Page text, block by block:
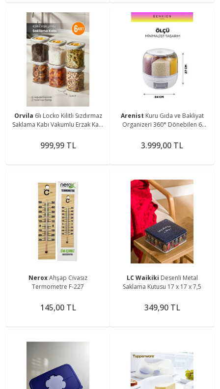
Orvila 6lı Locko Kilitli Sızdırmaz
Saklama Kabı Vakumlu Erzak Kabı
999,99 TL
Arenist Kuru Gıda ve Bakliyat
Organizeri 360° Dönebilen 6
Kabı 3 lt
3.999,00 TL
NeroxAhşap Civasız
Termometre F-227
145,00 TL
LC Waikiki Desenli Metal
Saklama Kutusu 17 x 17 x 7,5
349,90 TL